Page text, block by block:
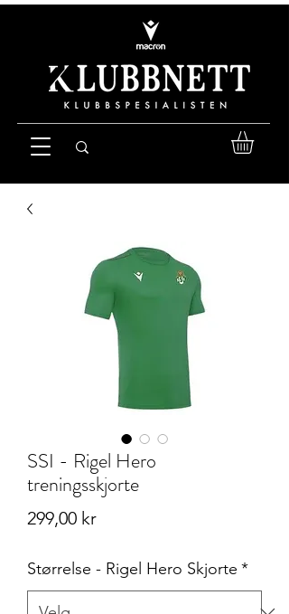
SSI - Rigel Hero
treningsskjorte
299,00 krPris
Størrelse - Rigel Hero Skjorte *